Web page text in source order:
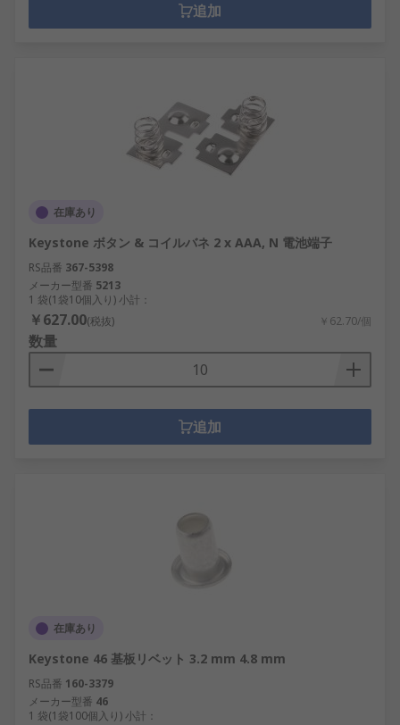
追加
在庫あり
Keystone ボタン & コイルバネ 2 x AAA, N 電池端子
RS品番 367-5398
メーカー型番 5213
1 袋(1袋10個入り) 小計：
￥627.00(税抜) ￥62.70/個
数量
追加
在庫あり
Keystone 46 基板リベット 3.2 mm 4.8 mm
RS品番 160-3379
メーカー型番 46
1 袋(1袋100個入り) 小計：